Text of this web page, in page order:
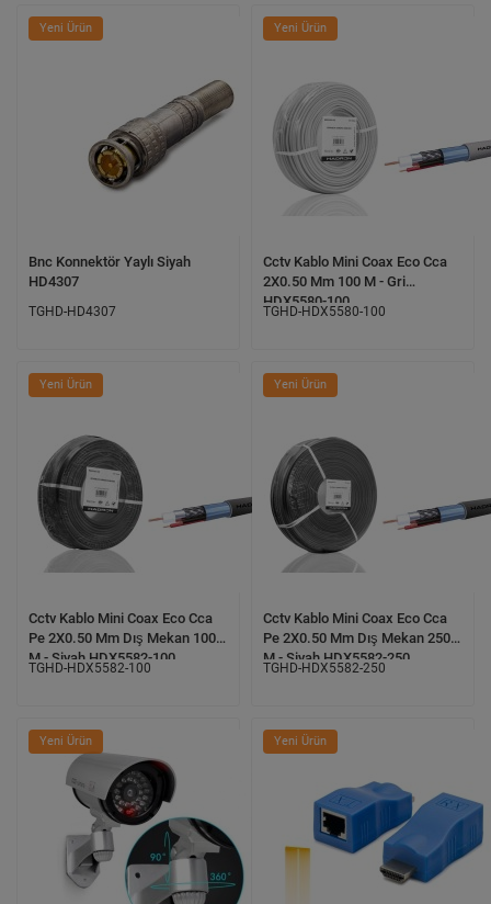
Yeni Ürün
Bnc Konnektör Yaylı Siyah
HD4307
TGHD-HD4307
Yeni Ürün
Cctv Kablo Mini Coax Eco Cca
2X0.50 Mm 100 M - Gri
HDX5580-100
TGHD-HDX5580-100
Yeni Ürün
Cctv Kablo Mini Coax Eco Cca
Pe 2X0.50 Mm Dış Mekan 100
M - Siyah HDX5582-100
TGHD-HDX5582-100
Yeni Ürün
Cctv Kablo Mini Coax Eco Cca
Pe 2X0.50 Mm Dış Mekan 250
M - Siyah HDX5582-250
TGHD-HDX5582-250
Yeni Ürün Yeni Ürün